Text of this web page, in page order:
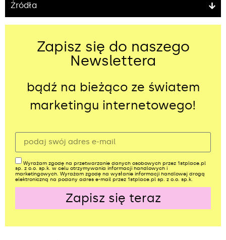
Źródła
Zapisz się do naszego
Newslettera
bądź na bieżąco ze światem
marketingu internetowego!
Wyrażam zgodę na przetwarzanie danych osobowych przez 1stplace.pl
sp. z o.o. sp.k. w celu otrzymywania informacji handlowych i
marketingowych. Wyrażam zgodę na wysłanie informacji handlowej drogą
elektroniczną na podany adres e-mail przez 1stplace.pl sp. z o.o. sp.k.
Zapisz się teraz